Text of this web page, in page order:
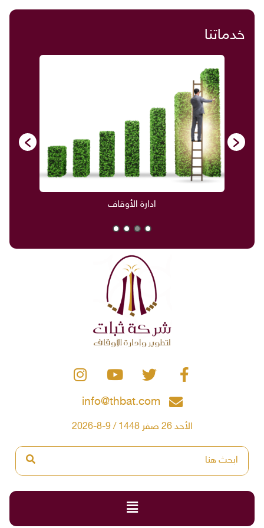
خدماتنا
ادارة الأوقاف
info@thbat.com
الأحد 26 صفر 1448 / 9-8-2026